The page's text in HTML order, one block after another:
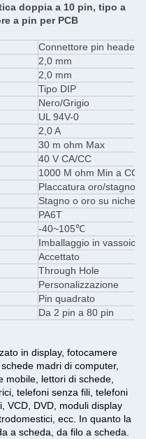
doppia a 10 pin, tipo a
a pin per PCB
Connettore pin header/
2,0 mm
2,0 mm
Tipo DIP
Nero/Grigio
UL 94V-0
2,0 A
30 m ohm Max
40 V CA/CC
1000 M ohm Min a CC
Placcatura oro/stagno
Stagno o oro su nichel
PA6T
-40~105℃
Imballaggio in vassoio
Accettato
Through Hole
Personalizzazione
Pin quadrato
Da 2 pin a 80 pin
in display, fotocamere
madri di computer,
mobile, lettori di schede,
telefoni senza fili, telefoni
VCD, DVD, moduli display
ecc. In quanto la
a scheda, da filo a scheda.